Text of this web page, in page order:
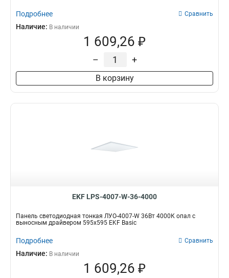
Подробнее Сравнить
Наличие: В наличии
1 609,26 ₽
– +
В корзину
EKF LPS-4007-W-36-4000
Панель светодиодная тонкая ЛУО-4007-W 36Вт 4000К опал с
выносным драйвером 595х595 EKF Basic
Подробнее Сравнить
Наличие: В наличии
1 609,26 ₽